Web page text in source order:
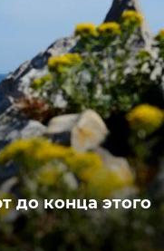
до конца этого